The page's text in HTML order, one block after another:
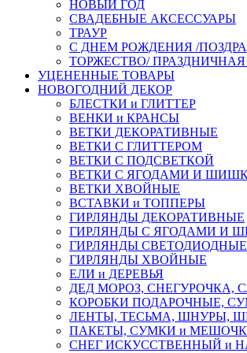
НОВЫЙ ГОД
СВАДЕБНЫЕ АКСЕССУАРЫ
ТРАУР
С ДНЕМ РОЖДЕНИЯ /
ТОРЖЕСТВО/ ПРАЗДНИЧНАЯ
УЦЕНЕННЫЕ ТОВАРЫ
НОВОГОДНИЙ ДЕКОР
БЛЕСТКИ и ГЛИТТЕР
ВЕНКИ и КРАНСЫ
ВЕТКИ ДЕКОРАТИВНЫЕ
ВЕТКИ С ГЛИТТЕРОМ
ВЕТКИ С ПОДСВЕТКОЙ
ВЕТКИ С ЯГОДАМИ И
ВЕТКИ ХВОЙНЫЕ
ВСТАВКИ и ТОППЕРЫ
ГИРЛЯНДЫ ДЕКОРАТИВНЫЕ
ГИРЛЯНДЫ С ЯГОДАМИ И
ГИРЛЯНДЫ СВЕТОДИОДНЫЕ
ГИРЛЯНДЫ ХВОЙНЫЕ
ЕЛИ и ДЕРЕВЬЯ
ДЕД МОРОЗ, СНЕГУРОЧКА,
КОРОБКИ ПОДАРОЧНЫЕ,
ЛЕНТЫ, ТЕСЬМА, ШНУРЫ,
ПАКЕТЫ, СУМКИ и
СНЕГ ИСКУССТВЕННЫЙ и